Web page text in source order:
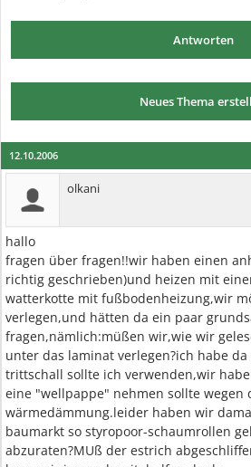
Antworten
Neues Thema
12.10.2006
olkani
hallo
fragen über fragen!!wir haben einen
richtig geschrieben)und heizen mit
watterkotte mit fußbodenheizung,wir
verlegen,und hätten da ein paar
fragen,nämlich:müßen wir,wie wir
unter das laminat verlegen?ich habe
trittschall sollte ich verwenden,wir
eine "wellpappe" nehmen sollte wegen
wärmedämmung.leider haben wir
baumarkt so styropoor-schaumrollen
abzuraten?MUß der estrich